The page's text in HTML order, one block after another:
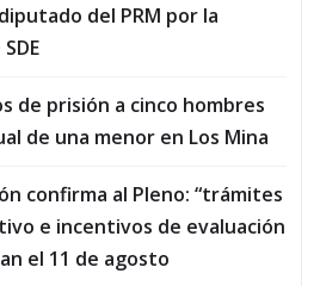
del PRM por la
de prisión a cinco hombres
de una menor en Los Mina
confirma al Pleno: “trámites
e incentivos de evaluación
el 11 de agosto